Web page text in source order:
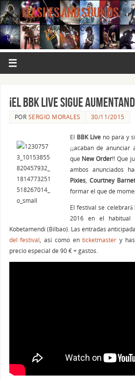
FLASHES AND SOUNDS
MÚSICA PARA LOS OJOS.
¡El BBK Live sigue
POR SERGIO MORALES 30/11/2015
El BBK Liveno para y
¡¡acaban de
que New Order!! Que
ambos anunciados
Pixies, Courtney
formar el que de
El festival se
2016 en el habitual
Kobetamendi (Bilbao). Las entradas
del festival, así como enticketmaster y
precio especial de 90 € + gastos.